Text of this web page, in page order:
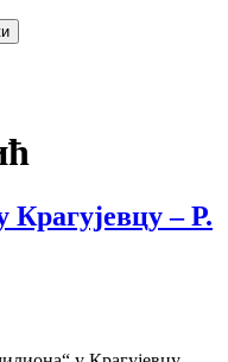
– Р.